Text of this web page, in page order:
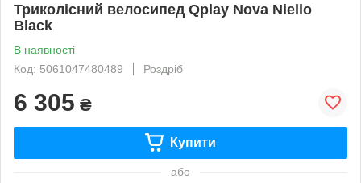
Триколісний велосипед Qplay Nova Niello
Black
В наявності
Код: 5061047480489
Роздріб
6 305 ₴
Купити
або